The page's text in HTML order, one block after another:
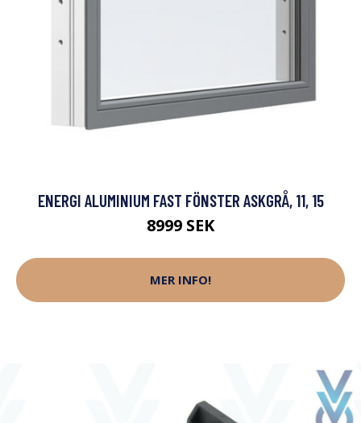
ENERGI ALUMINIUM FAST FÖNSTER ASKGRÅ, 11, 15
8999 SEK
MER INFO!